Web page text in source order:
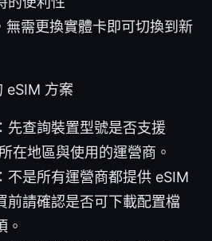
無需更換實體卡即可切換到新
eSIM 方案
先查詢裝置型號是否支援
在地區與使用的運營商。
不是所有運營商都提供 eSIM
前請確認是否可下載配置檔
。